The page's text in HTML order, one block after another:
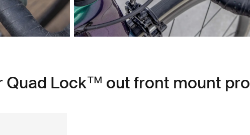
Quad Lock™ out front mount pro